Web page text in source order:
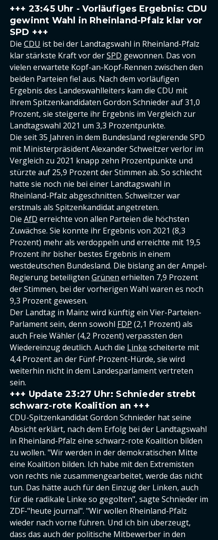
+++ 23:45 Uhr - Vorläufiges Ergebnis: CDU
gewinnt Wahl in Rheinland-Pfalz klar vor
SPD +++
Die CDU ist bei der Landtagswahl in Rheinland-Pfalz
klar stärkste Kraft vor derSPD gewonnen. Das von
vielen erwartete Kopf-an-Kopf-Rennen zwischen den
beiden Parteien fiel aus. Nach dem vorläufigen
Ergebnis des Landeswahlleiters kam die CDU mit
ihrem Spitzenkandidaten Gordon Schnieder auf 31,0
Prozent, sie steigerte ihr Ergebnis im Vergleich zur
Landtagswahl 2021 um 3,3 Prozentpunkte.
Die seit 35 Jahren in dem Bundesland regierende SPD
mit Ministerpräsident Alexander Schweitzer verlor im
Vergleich zu 2021 knapp zehn Prozentpunkte und
stürzte auf 25,9 Prozent der Stimmen ab. So schlecht
hatte sie noch nie bei einer Landtagswahl in
Rheinland-Pfalz abgeschnitten. Schweitzer war
erstmals als Spitzenkandidat angetreten.
Die AfD erreichte von allen Parteien die höchsten
Zuwächse. Sie konnte ihr Ergebnis von 2021 (8,3
Prozent) mehr als verdoppeln und erreichte mit 19,5
Prozent ihr bisher bestes Ergebnis in einem
westdeutschen Bundesland. Die bislang an der Ampel-
Regierung beteiligten Grünen erhielten 7,9 Prozent
der Stimmen, bei der vorherigen Wahl waren es noch
9,3 Prozent gewesen.
Der Landtag in Mainz wird künftig ein Vier-Parteien-
Parlament sein, denn sowohl FDP (2,1 Prozent) als
auch Freie Wähler (4,2 Prozent) verpassten den
Wiedereinzug deutlich. Auch die Linke scheiterte mit
4,4 Prozent an der Fünf-Prozent-Hürde, sie wird
weiterhin nicht in dem Landesparlament vertreten
sein.
+++ Update 23:27 Uhr: Schnieder strebt
schwarz-rote Koalition an +++
CDU-Spitzenkandidat Gordon Schnieder hat seine
Absicht erklärt, nach dem Erfolg bei der Landtagswahl
in Rheinland-Pfalz eine schwarz-rote Koalition bilden
zu wollen. "Wir werden in der demokratischen Mitte
eine Koalition bilden. Ich habe mit den Extremisten
von rechts nie zusammengearbeitet, werde das nicht
tun. Das hätte auch für den Einzug der Linken, auch
für die radikale Linke so gegolten", sagte Schnieder im
ZDF-"heute journal". "Wir wollen Rheinland-Pfalz
wieder nach vorne führen. Und ich bin überzeugt,
dass das auch der politische Mitbewerber in den